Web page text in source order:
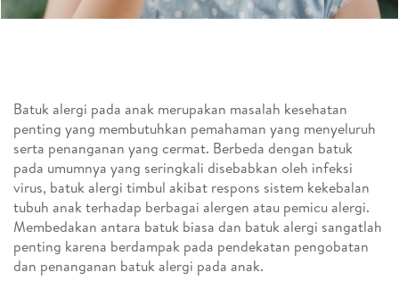
Batuk alergi pada anak merupakan masalah kesehatan
penting yang membutuhkan pemahaman yang menyeluruh
serta penanganan yang cermat. Berbeda dengan batuk
pada umumnya yang seringkali disebabkan oleh infeksi
virus, batuk alergi timbul akibat respons sistem kekebalan
tubuh anak terhadap berbagai alergen atau pemicu alergi.
Membedakan antara batuk biasa dan batuk alergi sangatlah
penting karena berdampak pada pendekatan pengobatan
dan penanganan batuk alergi pada anak.